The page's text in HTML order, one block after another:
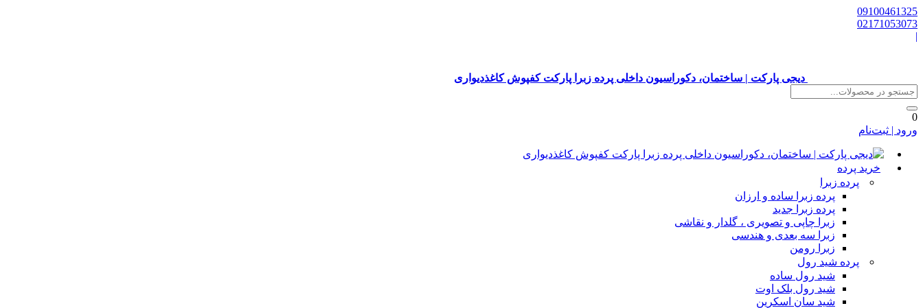
09100461325
02171053073
|
دیجی پارکت | ساختمان، دکوراسیون داخلی پرده زبرا پارکت کفپوش کاغذدیواری
0
ورود | ثبت‌نام
خرید پرده
پرده زبرا
پرده زبرا ساده و ارزان
پرده زبرا جدید
زبرا چاپی و تصویری ، گلدار و نقاشی
زبرا سه بعدی و هندسی
زبرا رومن
پرده شید رول
شید رول ساده
شید رول بلک اوت
شید سان اسکرین